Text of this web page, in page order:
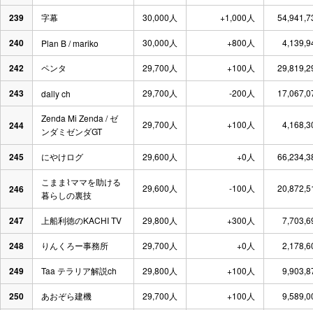
239 字幕 30,000人 +1,000人
240 Plan B / mariko 30,000人 +800人
242 ペンタ 29,700人 +100人
243 dally ch 29,700人 -200人
244
Zenda Mi Zenda / ゼ
ンダミゼンダGT
29,700人 +100人
245 にやけログ 29,600人 +0人
246
こまま⌇ママを助ける
暮らしの裏技
29,600人 -100人
247 上船利徳のKACHI TV 29,800人 +300人
248 りんくろー事務所 29,700人 +0人
249 Taa テラリア解説ch 29,800人 +100人
250 あおぞら建機 29,700人 +100人